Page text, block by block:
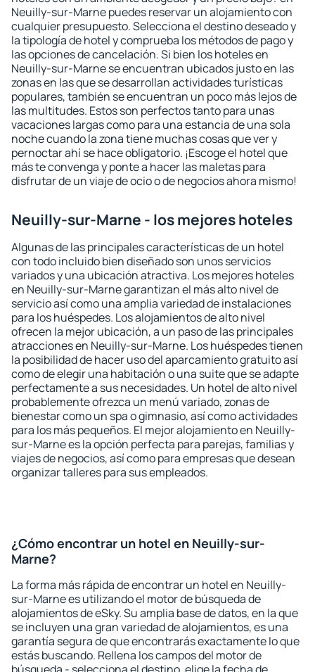
Neuilly-sur-Marne puedes reservar un alojamiento con
cualquier presupuesto. Selecciona el destino deseado y
la tipología de hotel y comprueba los métodos de pago y
las opciones de cancelación. Si bien los hoteles en
Neuilly-sur-Marne se encuentran ubicados justo en las
zonas en las que se desarrollan actividades turísticas
populares, también se encuentran un poco más lejos de
las multitudes. Estos son perfectos tanto para unas
vacaciones largas como para una estancia de una sola
noche cuando la zona tiene muchas cosas que ver y
pernoctar ahí se hace obligatorio. ¡Escoge el hotel que
más te convenga y ponte a hacer las maletas para
disfrutar de un viaje de ocio o de negocios ahora mismo!
Neuilly-sur-Marne - los mejores hoteles
Algunas de las principales características de un hotel
con todo incluido bien diseñado son unos servicios
variados y una ubicación atractiva. Los mejores hoteles
en Neuilly-sur-Marne garantizan el más alto nivel de
servicio así como una amplia variedad de instalaciones
para los huéspedes. Los alojamientos de alto nivel
ofrecen la mejor ubicación, a un paso de las principales
atracciones en Neuilly-sur-Marne. Los huéspedes tienen
la posibilidad de hacer uso del aparcamiento gratuito así
como de elegir una habitación o una suite que se adapte
perfectamente a sus necesidades. Un hotel de alto nivel
probablemente ofrezca un menú variado, zonas de
bienestar como un spa o gimnasio, así como actividades
para los más pequeños. El mejor alojamiento en Neuilly-
sur-Marne es la opción perfecta para parejas, familias y
viajes de negocios, así como para empresas que desean
organizar talleres para sus empleados.
¿Cómo encontrar un hotel en Neuilly-sur-
Marne?
La forma más rápida de encontrar un hotel en Neuilly-
sur-Marne es utilizando el motor de búsqueda de
alojamientos de eSky. Su amplia base de datos, en la que
se incluyen una gran variedad de alojamientos, es una
garantía segura de que encontrarás exactamente lo que
estás buscando. Rellena los campos del motor de